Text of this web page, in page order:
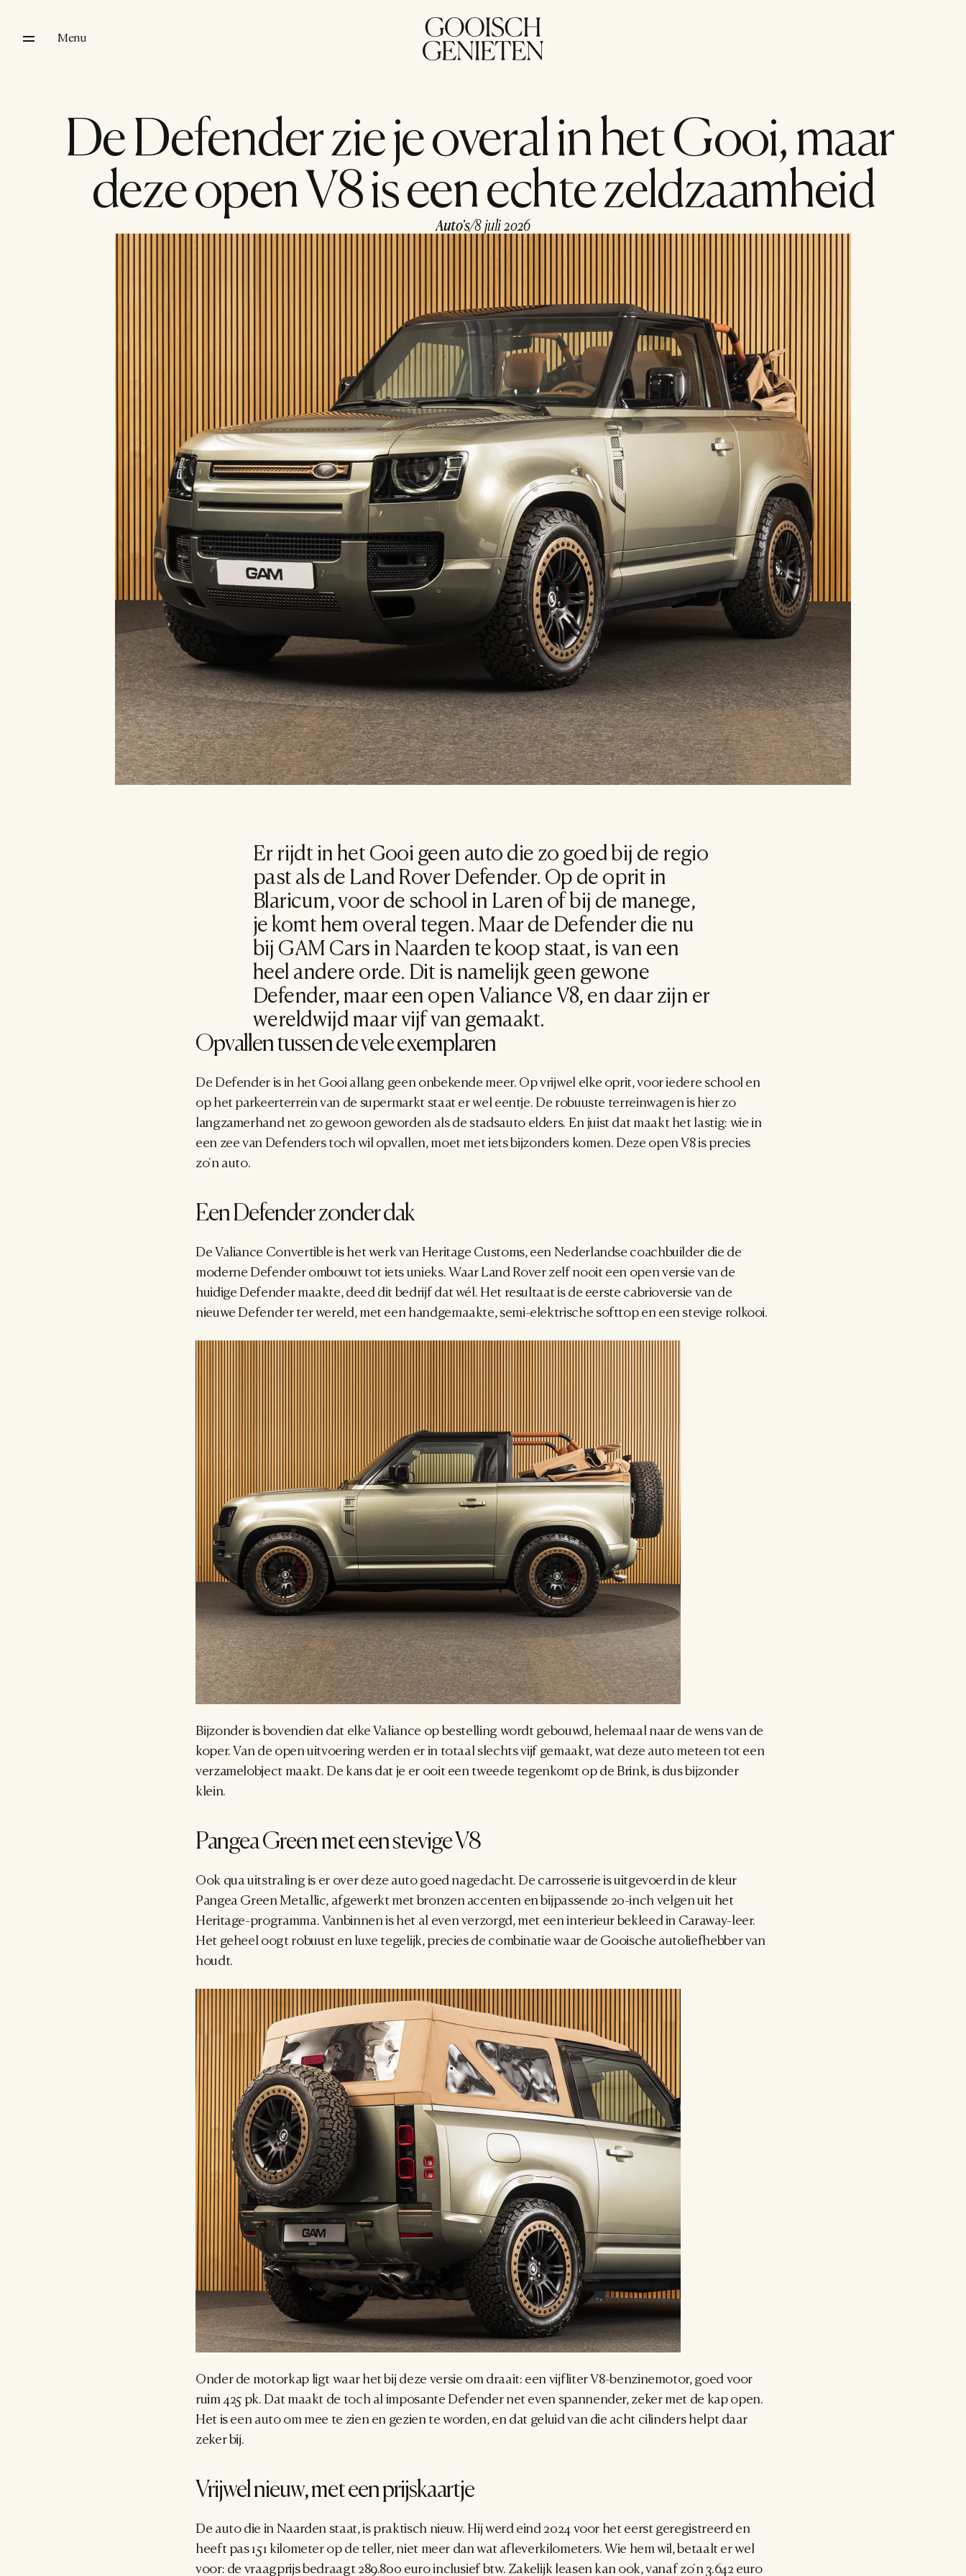
Menu
De Defender zie je overal in het Gooi, maar
deze open V8 is een echte zeldzaamheid
Auto's/8 juli 2026
Er rijdt in het Gooi geen auto die zo goed bij de regio
past als de Land Rover Defender. Op de oprit in
Blaricum, voor de school in Laren of bij de manege,
je komt hem overal tegen. Maar de Defender die nu
bij GAM Cars in Naarden te koop staat, is van een
heel andere orde. Dit is namelijk geen gewone
Defender, maar een open Valiance V8, en daar zijn er
wereldwijd maar vijf van gemaakt.
Opvallen tussen de vele exemplaren
De Defender is in het Gooi allang geen onbekende meer. Op vrijwel elke oprit, voor iedere school en
op het parkeerterrein van de supermarkt staat er wel eentje. De robuuste terreinwagen is hier zo
langzamerhand net zo gewoon geworden als de stadsauto elders. En juist dat maakt het lastig: wie in
een zee van Defenders toch wil opvallen, moet met iets bijzonders komen. Deze open V8 is precies
zo'n auto.
Een Defender zonder dak
De Valiance Convertible is het werk van Heritage Customs, een Nederlandse coachbuilder die de
moderne Defender ombouwt tot iets unieks. Waar Land Rover zelf nooit een open versie van de
huidige Defender maakte, deed dit bedrijf dat wél. Het resultaat is de eerste cabrioversie van de
nieuwe Defender ter wereld, met een handgemaakte, semi-elektrische softtop en een stevige rolkooi.
Bijzonder is bovendien dat elke Valiance op bestelling wordt gebouwd, helemaal naar de wens van de
koper. Van de open uitvoering werden er in totaal slechts vijf gemaakt, wat deze auto meteen tot een
verzamelobject maakt. De kans dat je er ooit een tweede tegenkomt op de Brink, is dus bijzonder
klein.
Pangea Green met een stevige V8
Ook qua uitstraling is er over deze auto goed nagedacht. De carrosserie is uitgevoerd in de kleur
Pangea Green Metallic, afgewerkt met bronzen accenten en bijpassende 20-inch velgen uit het
Heritage-programma. Vanbinnen is het al even verzorgd, met een interieur bekleed in Caraway-leer.
Het geheel oogt robuust en luxe tegelijk, precies de combinatie waar de Gooische autoliefhebber van
houdt.
Onder de motorkap ligt waar het bij deze versie om draait: een vijfliter V8-benzinemotor, goed voor
ruim 425 pk. Dat maakt de toch al imposante Defender net even spannender, zeker met de kap open.
Het is een auto om mee te zien en gezien te worden, en dat geluid van die acht cilinders helpt daar
zeker bij.
Vrijwel nieuw, met een prijskaartje
De auto die in Naarden staat, is praktisch nieuw. Hij werd eind 2024 voor het eerst geregistreerd en
heeft pas 151 kilometer op de teller, niet meer dan wat afleverkilometers. Wie hem wil, betaalt er wel
voor: de vraagprijs bedraagt 289.800 euro inclusief btw. Zakelijk leasen kan ook, vanaf zo'n 3.642 euro